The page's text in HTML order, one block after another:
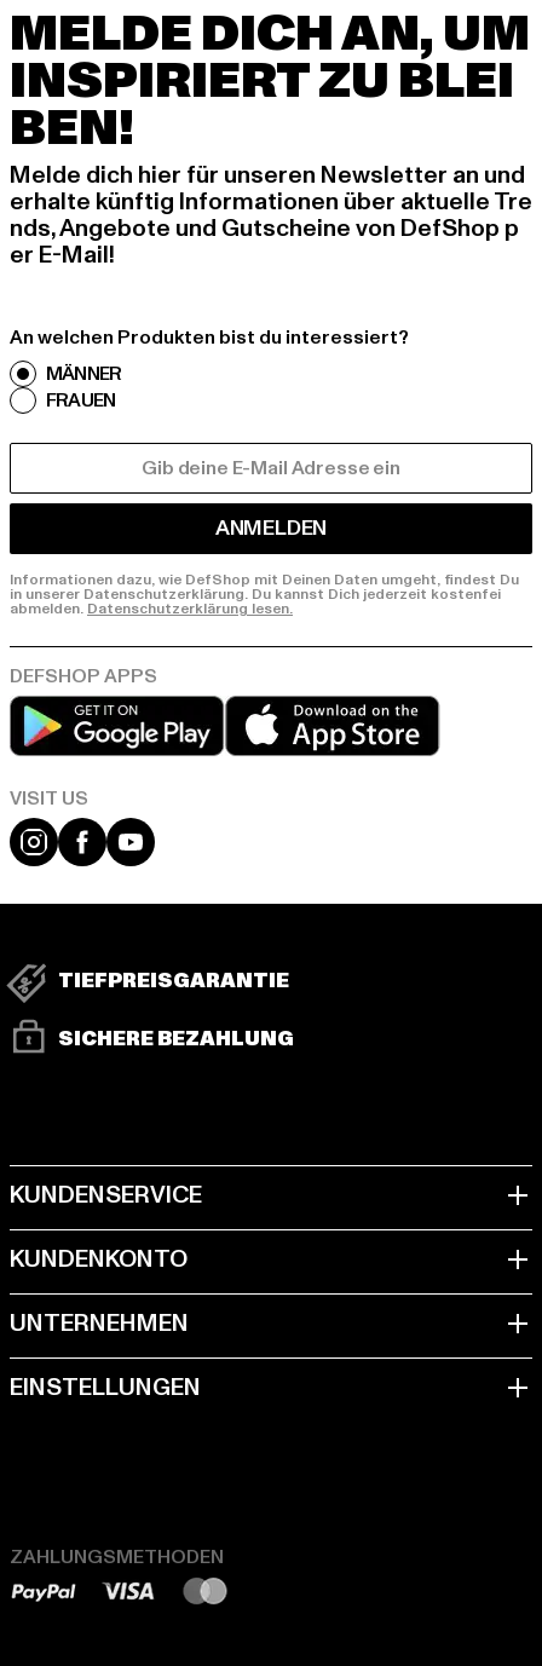
MELDE DICH AN, UM
INSPIRIERT ZU BLEI
BEN!
Melde dich hier für unseren Newsletter an und
erhalte künftig Informationen über aktuelle Tre
nds, Angebote und Gutscheine von DefShop p
er E-Mail!
An welchen Produkten bist du interessiert?
MÄNNER
FRAUEN
ANMELDEN
Informationen dazu, wie DefShop mit Deinen Daten umgeht, findest Du
in unserer Datenschutzerklärung. Du kannst Dich jederzeit kostenfei
abmelden.Datenschutzerklärung lesen.
Play market
App store
Visit our Instagram page:
Visit our Facebook page:
Visit our YouTube channel:
TIEFPREISGARANTIE
SICHERE BEZAHLUNG
ZAHLUNGSMETHODEN